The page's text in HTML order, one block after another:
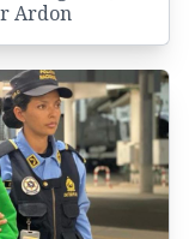
Ardon